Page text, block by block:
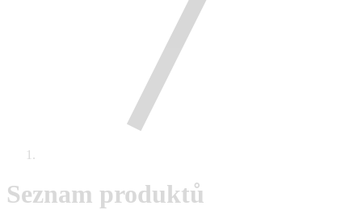
Seznam produktů